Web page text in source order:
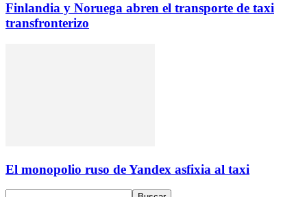
Finlandia y Noruega abren el transporte de taxi
transfronterizo
El monopolio ruso de Yandex asfixia al taxi